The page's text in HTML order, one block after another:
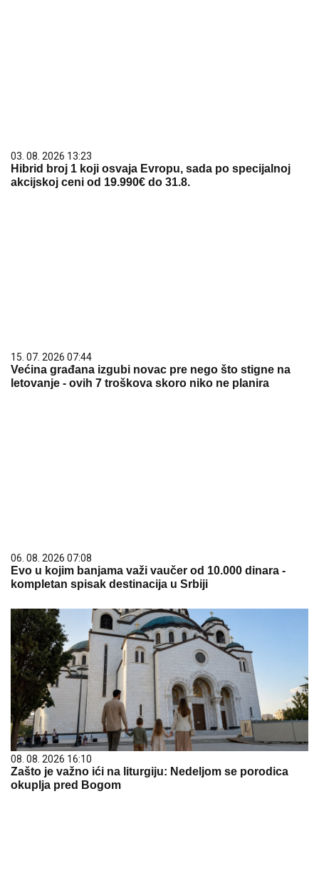
03. 08. 2026 13:23
Hibrid broj 1 koji osvaja Evropu, sada po specijalnoj
akcijskoj ceni od 19.990€ do 31.8.
15. 07. 2026 07:44
Većina građana izgubi novac pre nego što stigne na
letovanje - ovih 7 troškova skoro niko ne planira
06. 08. 2026 07:08
Evo u kojim banjama važi vaučer od 10.000 dinara -
kompletan spisak destinacija u Srbiji
08. 08. 2026 16:10
Zašto je važno ići na liturgiju: Nedeljom se porodica
okuplja pred Bogom